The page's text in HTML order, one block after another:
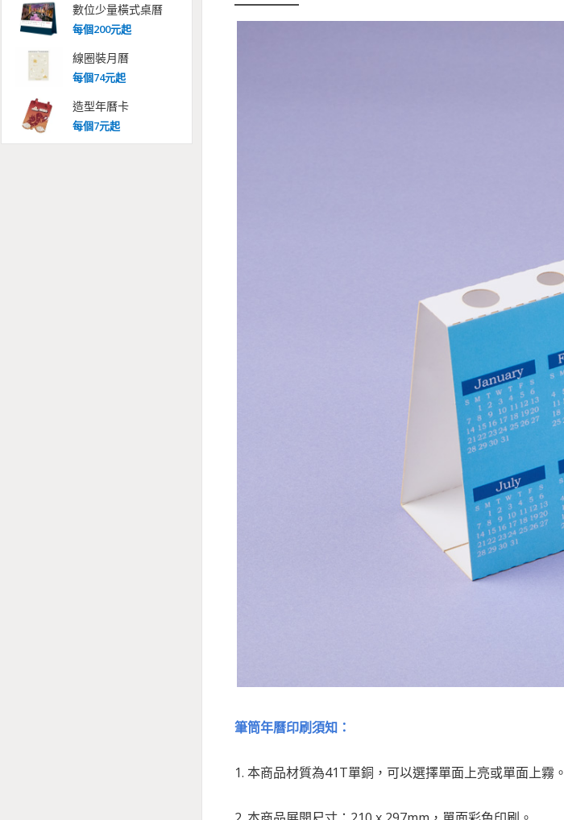
數位少量橫式桌曆
每個200元起
線圈裝月曆
每個74元起
造型年曆卡
每個7元起
筆筒年曆印刷須知：
1. 本商品材質為41T單銅，可以選擇單面上亮或單面上霧。